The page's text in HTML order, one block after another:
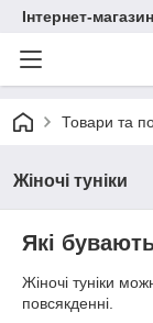
Інтернет-
Товари та
Жіночі туніки
Які
Жіночі туніки
повсякденні.